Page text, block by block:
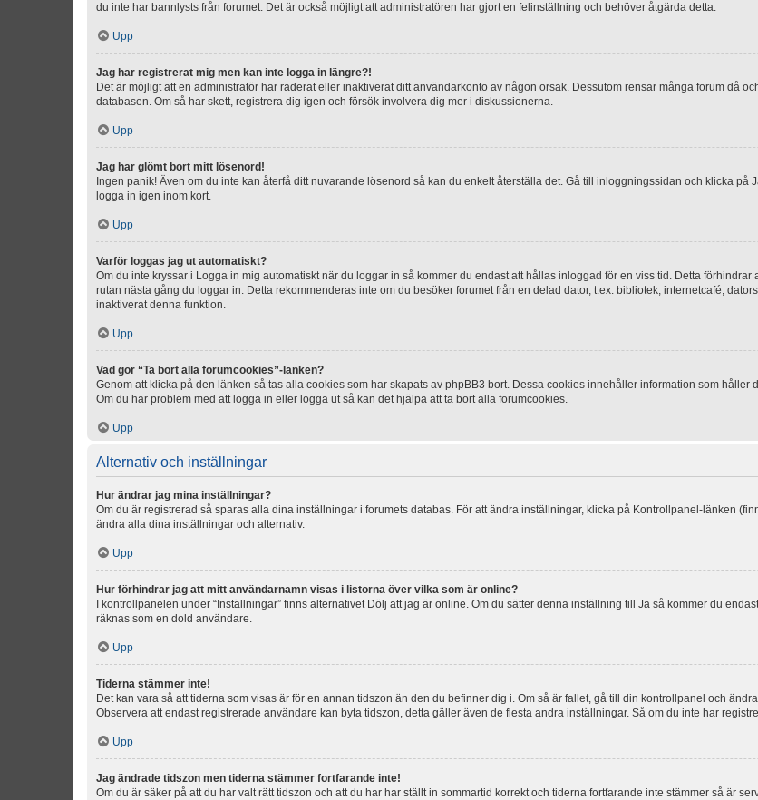
du inte har bannlysts från forumet. Det är också möjligt att administratören har gjort en felinställning och behöver åtgärda detta.
Upp
Jag har registrerat mig men kan inte logga in längre?!
Det är möjligt att en administratör har raderat eller inaktiverat ditt användarkonto av någon orsak. Dessutom rensar många forum då
databasen. Om så har skett, registrera dig igen och försök involvera dig mer i diskussionerna.
Upp
Jag har glömt bort mitt lösenord!
Ingen panik! Även om du inte kan återfå ditt nuvarande lösenord så kan du enkelt återställa det. Gå till inloggningssidan och klicka
logga in igen inom kort.
Upp
Varför loggas jag ut automatiskt?
Om du inte kryssar i Logga in mig automatiskt när du loggar in så kommer du endast att hållas inloggad för en viss tid. Detta
rutan nästa gång du loggar in. Detta rekommenderas inte om du besöker forumet från en delad dator, t.ex. bibliotek, internetcafé,
inaktiverat denna funktion.
Upp
Vad gör “Ta bort alla forumcookies”-länken?
Genom att klicka på den länken så tas alla cookies som har skapats av phpBB3 bort. Dessa cookies innehåller information som
Om du har problem med att logga in eller logga ut så kan det hjälpa att ta bort alla forumcookies.
Upp
Alternativ och inställningar
Hur ändrar jag mina inställningar?
Om du är registrerad så sparas alla dina inställningar i forumets databas. För att ändra inställningar, klicka på Kontrollpanel-länken
ändra alla dina inställningar och alternativ.
Upp
Hur förhindrar jag att mitt användarnamn visas i listorna över vilka som är online?
I kontrollpanelen under “Inställningar” finns alternativet Dölj att jag är online. Om du sätter denna inställning till Ja så kommer du
räknas som en dold användare.
Upp
Tiderna stämmer inte!
Det kan vara så att tiderna som visas är för en annan tidszon än den du befinner dig i. Om så är fallet, gå till din kontrollpanel och
Observera att endast registrerade användare kan byta tidszon, detta gäller även de flesta andra inställningar. Så om du inte har
Upp
Jag ändrade tidszon men tiderna stämmer fortfarande inte!
Om du är säker på att du har valt rätt tidszon och att du har har ställt in sommartid korrekt och tiderna fortfarande inte stämmer så är